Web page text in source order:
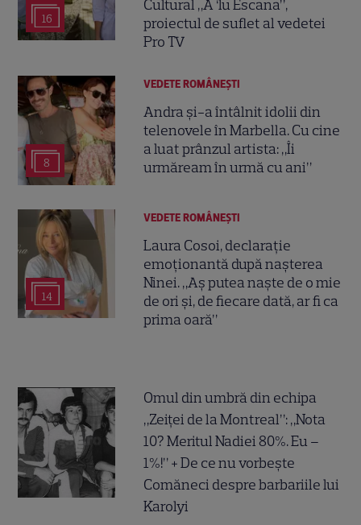
16
Cultural „A ‘lu Escana”,
proiectul de suflet al vedetei
Pro TV
8
VEDETE ROMÂNEŞTI
Andra și-a întâlnit idolii din
telenovele în Marbella. Cu cine
a luat prânzul artista: „Îi
urmăream în urmă cu ani”
14
VEDETE ROMÂNEŞTI
Laura Cosoi, declarație
emoționantă după nașterea
Ninei. „Aș putea naște de o mie
de ori și, de fiecare dată, ar fi ca
prima oară”
Omul din umbră din echipa
„Zeiței de la Montreal”: „Nota
10? Meritul Nadiei 80%. Eu –
1%!” + De ce nu vorbește
Comăneci despre barbariile lui
Karolyi